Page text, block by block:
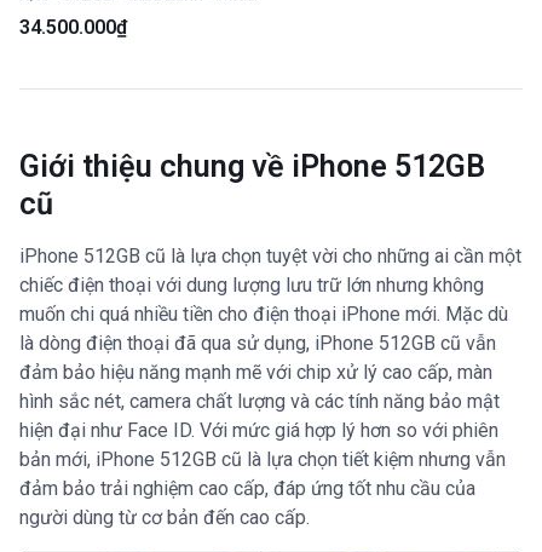
100% chu kì sạc 10 lần -
Ngoại hình: 97.5% - Body
34.500.000₫
Giới thiệu chung về iPhone 512GB
cũ
iPhone 512GB cũ là lựa chọn tuyệt vời cho những ai cần một
chiếc điện thoại với dung lượng lưu trữ lớn nhưng không
muốn chi quá nhiều tiền cho điện thoại iPhone mới. Mặc dù
là dòng điện thoại đã qua sử dụng, iPhone 512GB cũ vẫn
đảm bảo hiệu năng mạnh mẽ với chip xử lý cao cấp, màn
hình sắc nét, camera chất lượng và các tính năng bảo mật
hiện đại như Face ID. Với mức giá hợp lý hơn so với phiên
bản mới, iPhone 512GB cũ là lựa chọn tiết kiệm nhưng vẫn
đảm bảo trải nghiệm cao cấp, đáp ứng tốt nhu cầu của
người dùng từ cơ bản đến cao cấp.